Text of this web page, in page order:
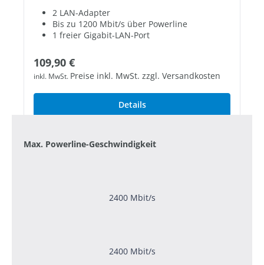
2 LAN-Adapter
Bis zu 1200 Mbit/s über Powerline
1 freier Gigabit-LAN-Port
Regulärer Preis:
109,90 €
inkl. MwSt. Preise inkl. MwSt. zzgl. Versandkosten
Details
Max. Powerline-Geschwindigkeit
2400 Mbit/s
2400 Mbit/s